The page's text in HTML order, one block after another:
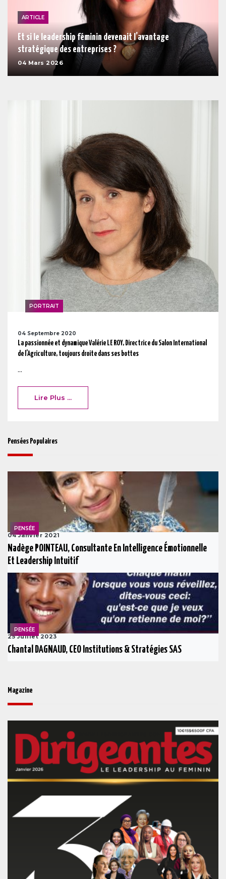
ARTICLE
Et si le leadership féminin devenait l’avantage
stratégique des entreprises ?
04 Mars 2026
PORTRAIT
04 Septembre 2020
La passionnée et dynamique Valérie LE ROY, Directrice du Salon International
de l’Agriculture, toujours droite dans ses bottes
...
Lire Plus ...
Pensées Populaires
PENSÉE
04 Janvier 2021
Nadège POINTEAU, Consultante En Intelligence Émotionnelle
Et Leadership Intuitif
PENSÉE
25 Juillet 2023
Chantal DAGNAUD, CEO Institutions & Stratégies SAS
Magazine